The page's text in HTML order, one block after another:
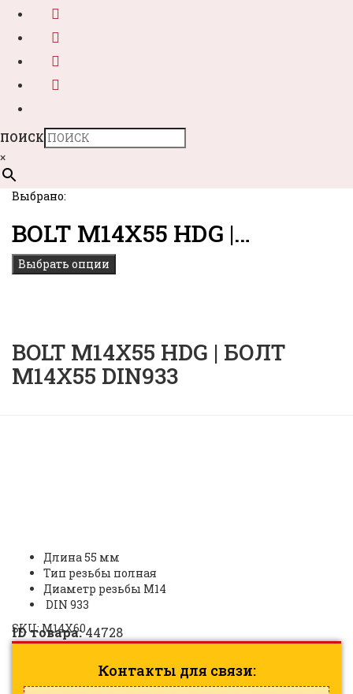
ПОИСК
×
Выбрано:
BOLT M14X55 HDG |…
Выбрать опции
BOLT M14X55 HDG | БОЛТ
M14X55 DIN933
Длина 55 мм
Тип резьбы полная
Диаметр резьбы М14
DIN 933
SKU:M14X60
ID товара:44728
Контакты для связи: